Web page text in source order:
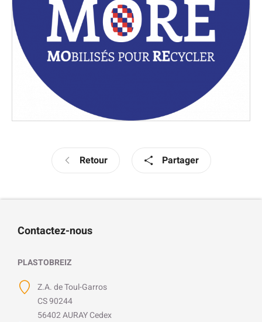
Retour Partager
Contactez-nous
PLASTOBREIZ
Z.A. de Toul-Garros
CS 90244
56402 AURAY Cedex